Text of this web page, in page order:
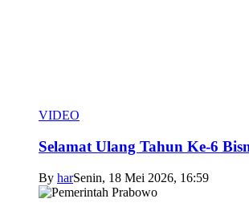
VIDEO
Selamat Ulang Tahun Ke-6
By harSenin, 18 Mei 2026, 16:59